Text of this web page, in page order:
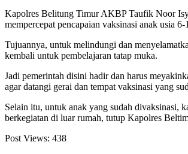
Kapolres Belitung Timur AKBP Taufik Noor
mempercepat pencapaian vaksinasi anak usia
Tujuannya, untuk melindungi dan
kembali untuk pembelajaran tatap muka.
Jadi pemerintah disini hadir dan harus
agar datangi gerai dan tempat vaksinasi yang
Selain itu, untuk anak yang sudah divaksinasi,
berkegiatan di luar rumah, tutup Kapolres
Post Views: 438